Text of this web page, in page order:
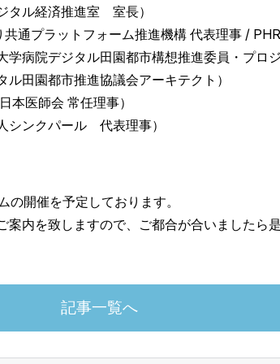
済推進室 室長）
トフォーム推進機構 代表理事 / PHR
ル田園都市構想推進委員・プロジェ
進協議会アーキテクト）
会 常任理事）
パール 代表理事）
開催を予定しております。
内を致しますので、ご都合が合いましたら
記事一覧へ